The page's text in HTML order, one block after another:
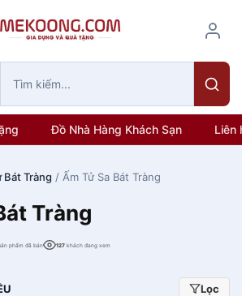
Đồ Nhà Hàng Khách Sạn Liên
Bát Tràng / Ấm Tử Sa Bát Tràng
Tràng
phẩm đã bán 127 khách đang xem
Lọc